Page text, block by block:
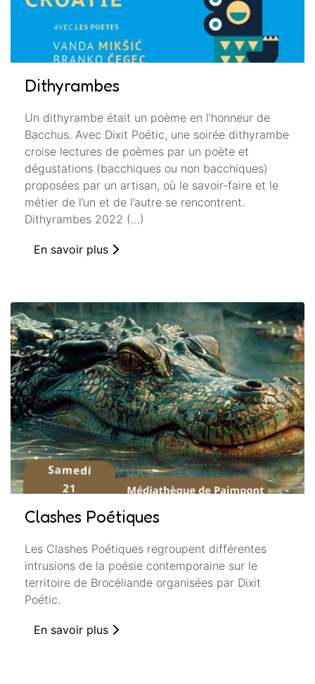
Dithyrambes
Un dithyrambe était un poème en l’honneur de
Bacchus. Avec Dixit Poétic, une soirée dithyrambe
croise lectures de poèmes par un poète et
dégustations (bacchiques ou non bacchiques)
proposées par un artisan, où le savoir-faire et le
métier de l’un et de l’autre se rencontrent.
Dithyrambes 2022 (…)
En savoir plus
Clashes Poétiques
Les Clashes Poétiques regroupent différentes
intrusions de la poésie contemporaine sur le
territoire de Brocéliande organisées par Dixit
Poétic.
En savoir plus